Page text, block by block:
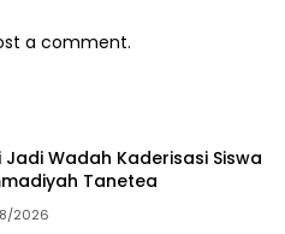
a comment.
Jadi Wadah Kaderisasi Siswa
Tanetea
2026